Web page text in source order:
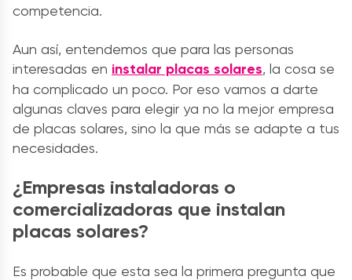
competencia.
Aun así, entendemos que para las personas
interesadas en instalar placas solares, la cosa se
ha complicado un poco. Por eso vamos a darte
algunas claves para elegir ya no la mejor empresa
de placas solares, sino la que más se adapte a tus
necesidades.
¿Empresas instaladoras o
comercializadoras que instalan
placas solares?
Es probable que esta sea la primera pregunta que